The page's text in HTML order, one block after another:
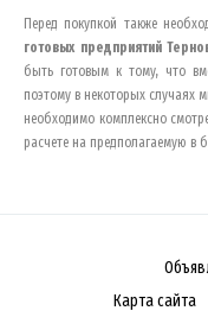
Перед покупкой также
готовых предприятий
быть готовым к тому, что
поэтому в некоторых случаях
необходимо комплексно
расчете на предполагаемую в
Карта сайта